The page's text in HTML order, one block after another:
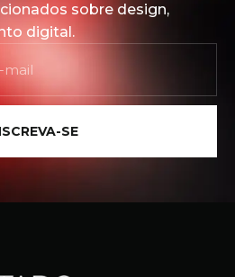
sobre design,
digital.
SE